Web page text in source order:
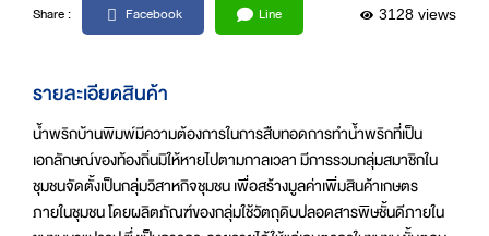
Share : Facebook Line 3128 views
รายละเอียดสินค้า
น้ำพริกบ้านพิมพ์มีความต้องการในการสืบทอดการทำน้ำพริกที่เป็น
เอกลักษณ์ของท้องถิ่นมิให้หายไปตามกาลเวลา มีการรวมกลุ่มสมาชิกใน
ชุมชนจัดตั้งเป็นกลุ่มวิสาหกิจชุมชน เพื่อสร้างมูลค่าเพิ่มสินค้าเกษตร
ภายในชุมชน โดยผลิตภัณฑ์ของกลุ่มใช้วัตถุดิบปลอดสารพิษชั้นดีภายใน